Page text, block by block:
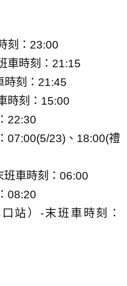
刻：23:00
車時刻：21:15
時刻：21:45
時刻：15:00
22:30
07:00(5/23)、18:00(禮
班車時刻：06:00
08:20
站）-末班車時刻：